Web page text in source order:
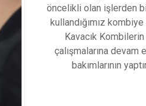
öncelikli olan işlerden
kullandığımız
Kavacık
çalışmalarına devam
bakımlarının